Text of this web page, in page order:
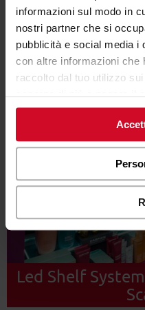
informazioni sul modo in
nostri partner che si
pubblicità e social media i
con altre informazioni che
raccolto dal tuo utilizzo
saperne di più o negare il
cookieclicchi qui. Il
cliccando sul tasto
cookie di profilazione può
Led Shelf